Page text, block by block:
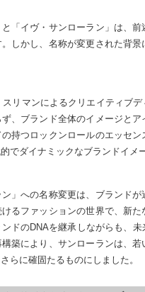
と「イヴ・サンローラン」は、
しかし、名称が変更された背
スリマンによるクリエイティブ
、ブランド全体のイメージと
持つロックンロールのエッセ
でダイナミックなブランドイメ
ン」への名称変更は、ブランド
るファッションの世界で、新
ドのDNAを継承しながらも、
築により、サンローランは、
らに確固たるものにしました。